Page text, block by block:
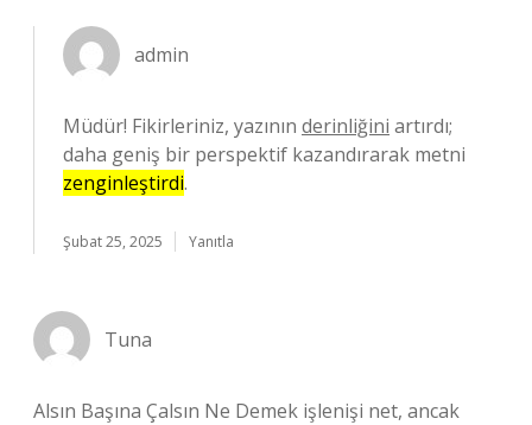
admin
Müdür! Fikirleriniz, yazının derinliğini artırdı;
daha geniş bir perspektif kazandırarak metni
zenginleştirdi.
Şubat 25, 2025 Yanıtla
Tuna
Alsın Başına Çalsın Ne Demek işlenişi net, ancak